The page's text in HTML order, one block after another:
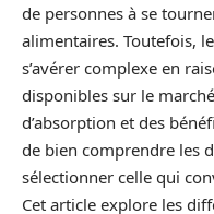
de personnes à se
alimentaires. Toutefois,
s’avérer complexe en
disponibles sur le
d’absorption et des
de bien comprendre les
sélectionner celle qui
Cet article explore les